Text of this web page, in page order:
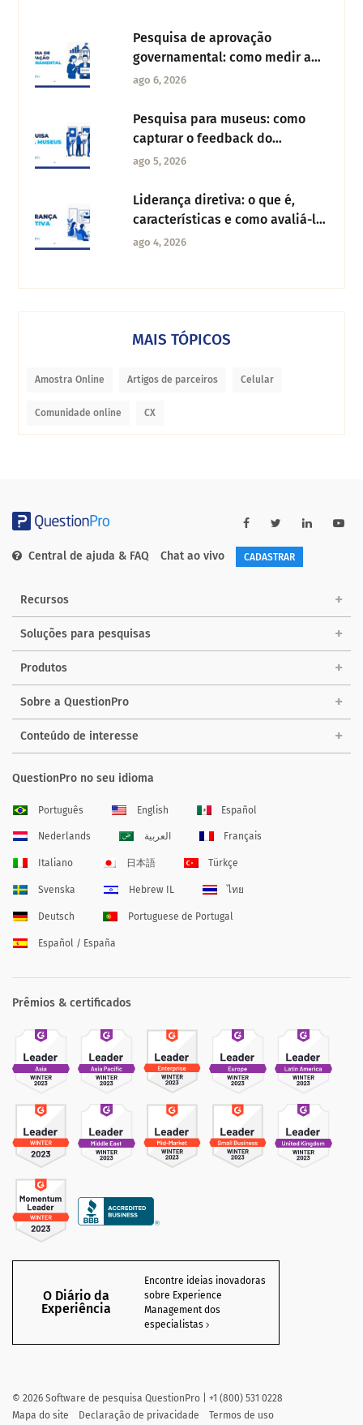
Pesquisa de aprovação
governamental: como medir a
confiança dos cidadãos
ago 6, 2026
Pesquisa para museus: como
capturar o feedback do
visitante e melhorar a
ago 5, 2026
Liderança diretiva: o que é,
características e como avaliá-la
na sua organização
ago 4, 2026
MAIS TÓPICOS
Amostra Online Artigos de parceiros Celular
Comunidade online CX
Central de ajuda & FAQ Chat ao vivo CADASTRAR
Recursos
Soluções para pesquisas
Produtos
Sobre a QuestionPro
Conteúdo de interesse
QuestionPro no seu idioma
Português English Español
Nederlands العربية Français
Italiano 日本語 Türkçe
Svenska Hebrew IL ไทย
Deutsch Portuguese de Portugal
Español / España
Prêmios & certificados
O Diário da
Experiência
Encontre ideias inovadoras
sobre Experience
Management dos
especialistas
© 2026 Software de pesquisa QuestionPro | +1 (800) 531 0228
Mapa do site
Declaração de privacidade Termos de uso